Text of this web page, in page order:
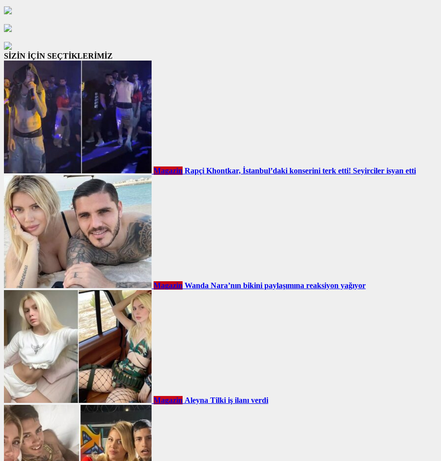
SİZİN İÇİN SEÇTİKLERİMİZ
Magazin Rapçi Khontkar, İstanbul’daki konserini terk etti! Seyirciler isyan etti
Magazin Wanda Nara’nın bikini paylaşımına reaksiyon yağıyor
Magazin Aleyna Tilki iş ilanı verdi